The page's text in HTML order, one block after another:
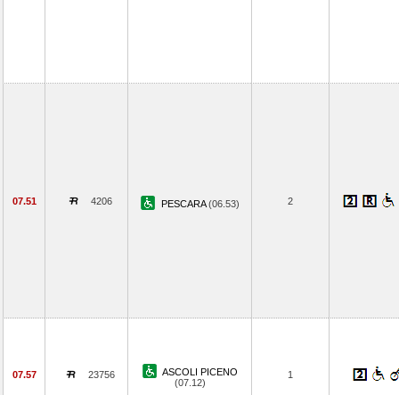
07.51 4206 PESCARA(06.53) 2
07.57 23756
ASCOLI PICENO
(07.12)
1